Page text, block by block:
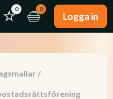
0 0
Logga in
/